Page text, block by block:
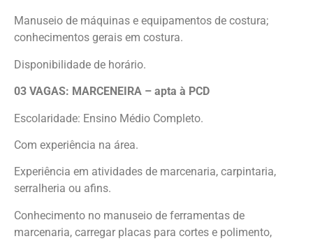
Manuseio de máquinas e equipamentos de costura;
conhecimentos gerais em costura.
Disponibilidade de horário.
03 VAGAS: MARCENEIRA – apta à PCD
Escolaridade: Ensino Médio Completo.
Com experiência na área.
Experiência em atividades de marcenaria, carpintaria,
serralheria ou afins.
Conhecimento no manuseio de ferramentas de
marcenaria, carregar placas para cortes e polimento,